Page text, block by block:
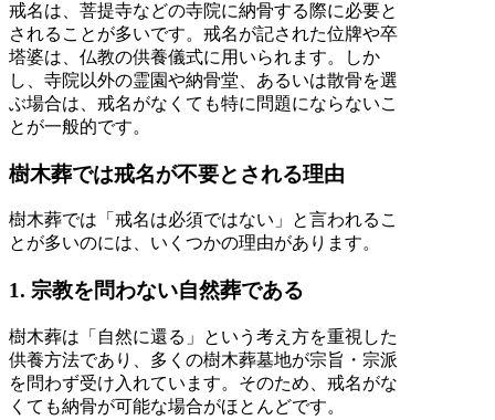
戒名は、菩提寺などの寺院に納骨する際に必要と
されることが多いです。戒名が記された位牌や卒
塔婆は、仏教の供養儀式に用いられます。しか
し、寺院以外の霊園や納骨堂、あるいは散骨を選
ぶ場合は、戒名がなくても特に問題にならないこ
とが一般的です。
樹木葬では戒名が不要とされる理由
樹木葬では「戒名は必須ではない」と言われるこ
とが多いのには、いくつかの理由があります。
1. 宗教を問わない自然葬である
樹木葬は「自然に還る」という考え方を重視した
供養方法であり、多くの樹木葬墓地が宗旨・宗派
を問わず受け入れています。そのため、戒名がな
くても納骨が可能な場合がほとんどです。